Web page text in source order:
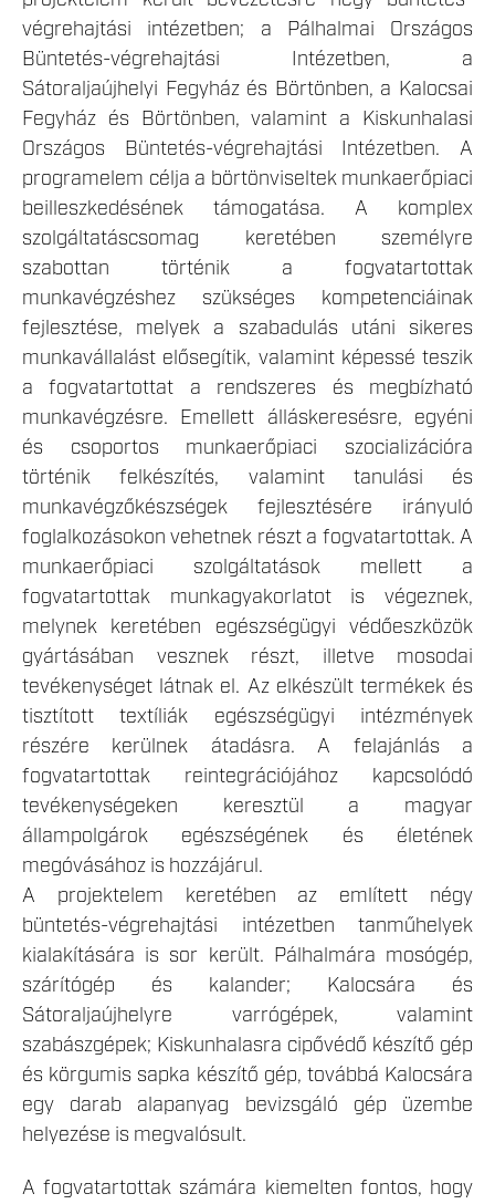
végrehajtási intézetben; a Pálhalmai Országos
Büntetés-végrehajtási Intézetben, a
Sátoraljaújhelyi Fegyház és Börtönben, a Kalocsai
Fegyház és Börtönben, valamint a Kiskunhalasi
Országos Büntetés-végrehajtási Intézetben. A
programelem célja a börtönviseltek munkaerőpiaci
beilleszkedésének támogatása. A komplex
szolgáltatáscsomag keretében személyre
szabottan történik a fogvatartottak
munkavégzéshez szükséges kompetenciáinak
fejlesztése, melyek a szabadulás utáni sikeres
munkavállalást elősegítik, valamint képessé teszik
a fogvatartottat a rendszeres és megbízható
munkavégzésre. Emellett álláskeresésre, egyéni
és csoportos munkaerőpiaci szocializációra
történik felkészítés, valamint tanulási és
munkavégzőkészségek fejlesztésére irányuló
foglalkozásokon vehetnek részt a fogvatartottak. A
munkaerőpiaci szolgáltatások mellett a
fogvatartottak munkagyakorlatot is végeznek,
melynek keretében egészségügyi védőeszközök
gyártásában vesznek részt, illetve mosodai
tevékenységet látnak el. Az elkészült termékek és
tisztított textíliák egészségügyi intézmények
részére kerülnek átadásra. A felajánlás a
fogvatartottak reintegrációjához kapcsolódó
tevékenységeken keresztül a magyar
állampolgárok egészségének és életének
megóvásához is hozzájárul.
A projektelem keretében az említett négy
büntetés-végrehajtási intézetben tanműhelyek
kialakítására is sor került. Pálhalmára mosógép,
szárítógép és kalander; Kalocsára és
Sátoraljaújhelyre varrógépek, valamint
szabászgépek; Kiskunhalasra cipővédő készítő gép
és körgumis sapka készítő gép, továbbá Kalocsára
egy darab alapanyag bevizsgáló gép üzembe
helyezése is megvalósult.
A fogvatartottak számára kiemelten fontos, hogy